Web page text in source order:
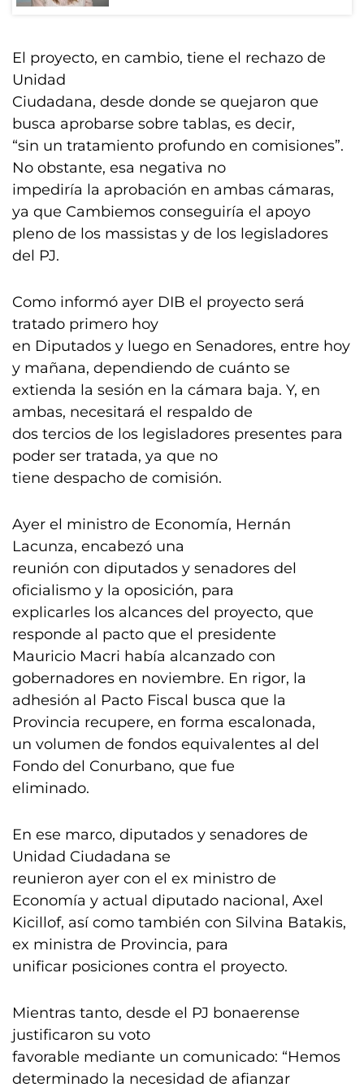
El proyecto, en cambio, tiene el rechazo de
Unidad
Ciudadana, desde donde se quejaron que
busca aprobarse sobre tablas, es decir,
“sin un tratamiento profundo en comisiones”.
No obstante, esa negativa no
impediría la aprobación en ambas cámaras,
ya que Cambiemos conseguiría el apoyo
pleno de los massistas y de los legisladores
del PJ.
Como informó ayer DIB el proyecto será
tratado primero hoy
en Diputados y luego en Senadores, entre hoy
y mañana, dependiendo de cuánto se
extienda la sesión en la cámara baja. Y, en
ambas, necesitará el respaldo de
dos tercios de los legisladores presentes para
poder ser tratada, ya que no
tiene despacho de comisión.
Ayer el ministro de Economía, Hernán
Lacunza, encabezó una
reunión con diputados y senadores del
oficialismo y la oposición, para
explicarles los alcances del proyecto, que
responde al pacto que el presidente
Mauricio Macri había alcanzado con
gobernadores en noviembre. En rigor, la
adhesión al Pacto Fiscal busca que la
Provincia recupere, en forma escalonada,
un volumen de fondos equivalentes al del
Fondo del Conurbano, que fue
eliminado.
En ese marco, diputados y senadores de
Unidad Ciudadana se
reunieron ayer con el ex ministro de
Economía y actual diputado nacional, Axel
Kicillof, así como también con Silvina Batakis,
ex ministra de Provincia, para
unificar posiciones contra el proyecto.
Mientras tanto, desde el PJ bonaerense
justificaron su voto
favorable mediante un comunicado: “Hemos
determinado la necesidad de afianzar